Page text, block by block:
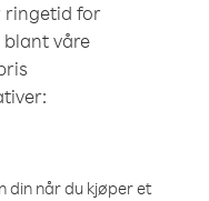
ringetid for
blant våre
din når du kjøper et